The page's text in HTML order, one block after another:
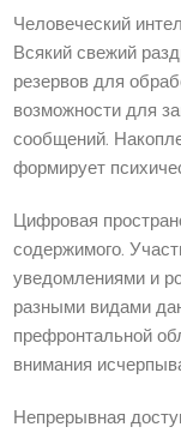
Человеческий
Всякий свежий
резервов для
возможности для
сообщений.
формирует
Цифровая
содержимого.
уведомлениями и
разными видами
префронтальной
внимания
Непрерывная